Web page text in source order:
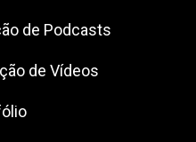
de Podcasts
de Vídeos